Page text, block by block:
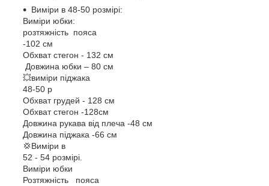
Виміри в 48-50 розмірі:
Виміри юбки:
розтяжність пояса
-102 см
Обхват стегон - 132 см
Довжина юбки – 80 см
💥виміри піджака
48-50 р
Обхват грудей - 128 см
Обхват стегон -128см
Довжина рукава від плеча -48 см
Довжина піджака -66 см
💢Виміри в
52 - 54 розмірі.
Виміри юбки
Розтяжність пояса